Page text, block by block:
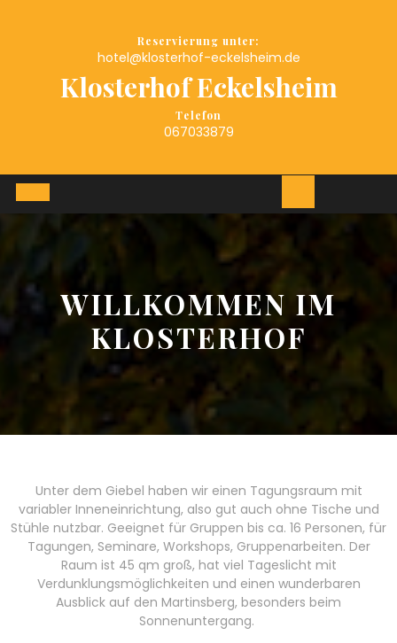
Reservierung unter:
hotel@klosterhof-eckelsheim.de
Klosterhof Eckelsheim
Telefon
067033879
Open
Button
Unter dem Giebel haben wir einen Tagungsraum mit
variabler Inneneinrichtung, also gut auch ohne Tische und
Stühle nutzbar. Geeignet für Gruppen bis ca. 16 Personen, für
Tagungen, Seminare, Workshops, Gruppenarbeiten. Der
Raum ist 45 qm groß, hat viel Tageslicht mit
Verdunklungsmöglichkeiten und einen wunderbaren
Ausblick auf den Martinsberg, besonders beim
Sonnenuntergang.